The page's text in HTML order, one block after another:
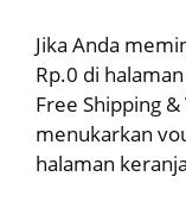
Jika Anda
Rp.0 di
Free Shipping
menukarkan
halaman